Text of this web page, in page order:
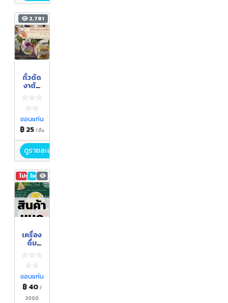
2,781
ถั่วตัด
งาตัด
ขอนแก่น
฿ 25 / ชิ้น
ดูรายละเอียด
โปรโมชัน
ใหม่ 3,178
สินค้า
หมด
เครื่อง
ดื่ม
สำเร็จ
รูป
ขอนแก่น
฿ 40 /
3000